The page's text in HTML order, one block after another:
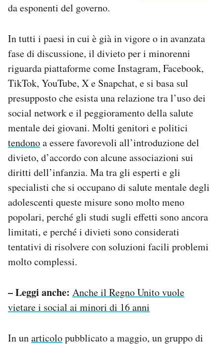
da esponenti del governo.
In tutti i paesi in cui è già in vigore o in avanzata
fase di discussione, il divieto per i minorenni
riguarda piattaforme come Instagram, Facebook,
TikTok, YouTube, X e Snapchat, e si basa sul
presupposto che esista una relazione tra l’uso dei
social network e il peggioramento della salute
mentale dei giovani. Molti genitori e politici
tendonoa essere favorevoli all’introduzione del
divieto, d’accordo con alcune associazioni sui
diritti dell’infanzia. Ma tra gli esperti e gli
specialisti che si occupano di salute mentale degli
adolescenti queste misure sono molto meno
popolari, perché gli studi sugli effetti sono ancora
limitati, e perché i divieti sono considerati
tentativi di risolvere con soluzioni facili problemi
molto complessi.
– Leggi anche: Anche il Regno Unito vuole
vietare i social ai minori di 16 anni
In unarticolopubblicato a maggio, un gruppo di